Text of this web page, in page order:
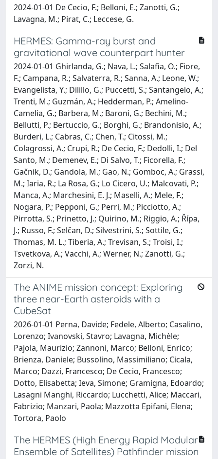
2024-01-01 De Cecio, F.; Belloni, E.; Zanotti, G.;
Lavagna, M.; Pirat, C.; Leccese, G.
HERMES: Gamma-ray burst and
gravitational wave counterpart hunter
2024-01-01 Ghirlanda, G.; Nava, L.; Salafia, O.; Fiore,
F.; Campana, R.; Salvaterra, R.; Sanna, A.; Leone, W.;
Evangelista, Y.; Dilillo, G.; Puccetti, S.; Santangelo, A.;
Trenti, M.; Guzmán, A.; Hedderman, P.; Amelino-
Camelia, G.; Barbera, M.; Baroni, G.; Bechini, M.;
Bellutti, P.; Bertuccio, G.; Borghi, G.; Brandonisio, A.;
Burderi, L.; Cabras, C.; Chen, T.; Citossi, M.;
Colagrossi, A.; Crupi, R.; De Cecio, F.; Dedolli, I.; Del
Santo, M.; Demenev, E.; Di Salvo, T.; Ficorella, F.;
Gačnik, D.; Gandola, M.; Gao, N.; Gomboc, A.; Grassi,
M.; Iaria, R.; La Rosa, G.; Lo Cicero, U.; Malcovati, P.;
Manca, A.; Marchesini, E. J.; Maselli, A.; Mele, F.;
Nogara, P.; Pepponi, G.; Perri, M.; Picciotto, A.;
Pirrotta, S.; Prinetto, J.; Quirino, M.; Riggio, A.; Řípa,
J.; Russo, F.; Selčan, D.; Silvestrini, S.; Sottile, G.;
Thomas, M. L.; Tiberia, A.; Trevisan, S.; Troisi, I.;
Tsvetkova, A.; Vacchi, A.; Werner, N.; Zanotti, G.;
Zorzi, N.
The ANIME mission concept: Exploring
three near-Earth asteroids with a
CubeSat
2026-01-01 Perna, Davide; Fedele, Alberto; Casalino,
Lorenzo; Ivanovski, Stavro; Lavagna, Michèle;
Pajola, Maurizio; Zannoni, Marco; Belloni, Enrico;
Brienza, Daniele; Bussolino, Massimiliano; Cicala,
Marco; Dazzi, Francesco; De Cecio, Francesco;
Dotto, Elisabetta; Ieva, Simone; Gramigna, Edoardo;
Lasagni Manghi, Riccardo; Lucchetti, Alice; Maccari,
Fabrizio; Manzari, Paola; Mazzotta Epifani, Elena;
Tortora, Paolo
The HERMES (High Energy Rapid Modular
Ensemble of Satellites) Pathfinder mission